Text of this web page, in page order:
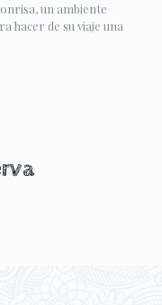
un ambiente
hacer de su viaje una